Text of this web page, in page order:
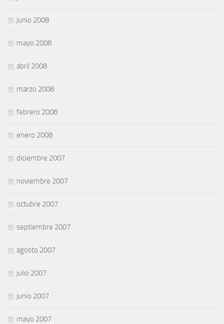
junio 2008
mayo 2008
abril 2008
marzo 2008
febrero 2008
enero 2008
diciembre 2007
noviembre 2007
octubre 2007
septiembre 2007
agosto 2007
julio 2007
junio 2007
mayo 2007